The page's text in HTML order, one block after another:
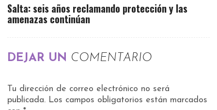
Salta: seis años reclamando protección y las
amenazas continúan
DEJAR UN COMENTARIO
Tu dirección de correo electrónico no será
publicada. Los campos obligatorios están marcados